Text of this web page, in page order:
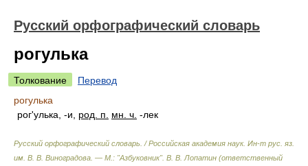
Русский орфографический словарь
рогулька
Толкование
Перевод
рогулька
рог'улька, -и, род. п. мн. ч. -лек
Русский орфографический словарь. / Российская академия наук. Ин-т рус. яз.
им. В. В. Виноградова. — М.: "Азбуковник". В. В. Лопатин (ответственный